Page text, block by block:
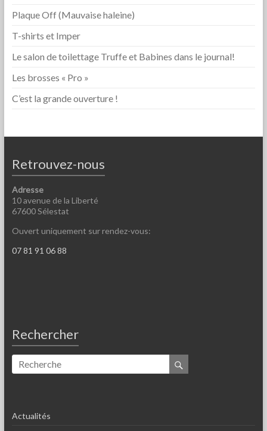
Plaque Off (Mauvaise haleine)
T-shirts et Imper
Le salon de toilettage Truffe et Babines dans le journal!
Les brosses « Pro »
C’est la grande ouverture !
Retrouvez-nous
Adresse
10 avenue de la Liberté
67600 Sélestat
Ouvert uniquement sur rendez-vous:
07 81 91 06 88
Rechercher
Actualités